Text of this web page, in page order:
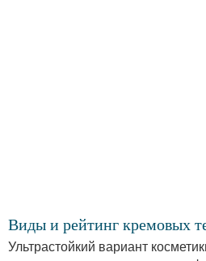
Виды и рейтинг кремовых
Ультрастойкий вариант